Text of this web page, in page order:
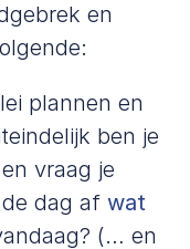
en
plannen en
ben je
vraag je
de dag afwat
(… en